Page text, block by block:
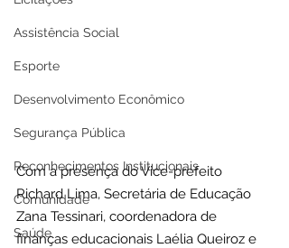
Assistência Social
Esporte
Desenvolvimento Econômico
Segurança Pública
Reconhecimentos Institucionais
Comunidade
Saúde
Com a presença do Vice-prefeito
Richard Lima, Secretária de Educação
Zana Tessinari, coordenadora de
finanças educacionais Laélia Queiroz e